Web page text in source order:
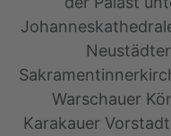
Warschauer
Karakauer